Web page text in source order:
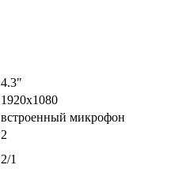
4.3"
1920x1080
встроенный микрофон
2
2/1